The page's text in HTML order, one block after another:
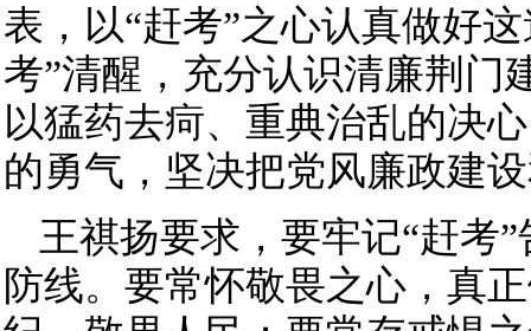
表，以“赶考”之心认真做好
考”清醒，充分认识清廉荆门
以猛药去疴、重典治乱的决
的勇气，坚决把党风廉政建
王祺扬要求，要牢记“赶考
防线。要常怀敬畏之心，真